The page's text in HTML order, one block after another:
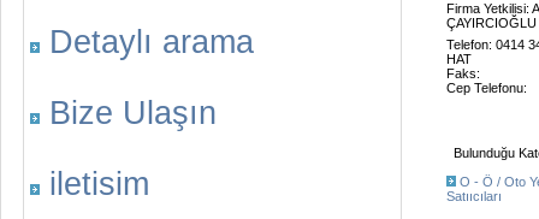
Detaylı arama
Bize Ulaşın
iletisim
Firma Yetkilisi:
ÇAYIRCIOĞLU
Telefon: 0414
HAT
Faks:
Cep Telefonu:
Bulunduğu
O - Ö / Oto
Satııcıları